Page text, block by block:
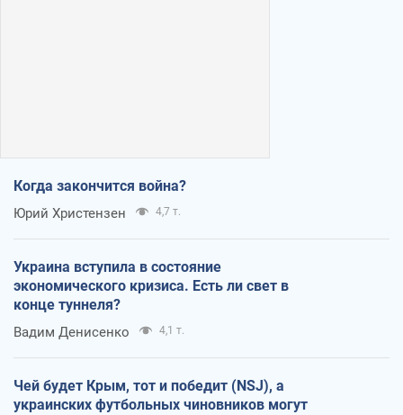
Когда закончится война?
Юрий Христензен 4,7 т.
Украина вступила в состояние
экономического кризиса. Есть ли свет в
конце туннеля?
Вадим Денисенко 4,1 т.
Чей будет Крым, тот и победит (NSJ), а
украинских футбольных чиновников могут